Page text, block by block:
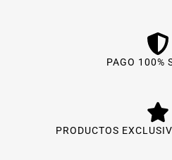
PAGO 100%
PRODUCTOS